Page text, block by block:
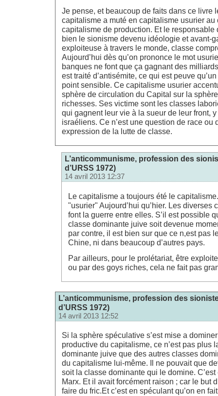
Je pense, et beaucoup de faits dans ce livre
capitalisme a muté en capitalisme usurier au
capitalisme de production. Et le responsable
bien le sionisme devenu idéologie et avant-
exploiteuse à travers le monde, classe
Aujourd’hui dès qu’on prononce le mot
banques ne font que ça gagnant des
est traité d’antisémite, ce qui est peuve
point sensible. Ce capitalisme usurier
sphère de circulation du Capital sur la
richesses. Ses victime sont les classes
qui gagnent leur vie à la sueur de leur front,
israéliens. Ce n’est une question de race ou
expression de la lutte de classe.
L’anticommunisme, profession des
d’URSS 1972)
14 avril 2013 12:37
Le capitalisme a toujours été le
"usurier" Aujourd’hui qu’hier. Les diverses
font la guerre entre elles. S’il est possible
classe dominante juive soit devenue
par contre, il est bien sur que ce n,est pas
Chine, ni dans beaucoup d’autres pays.
Par ailleurs, pour le prolétariat, être
ou par des goys riches, cela ne fait pas
L’anticommunisme, profession des
d’URSS 1972)
14 avril 2013 12:52
Si la sphère spéculative s’est mise a
productive du capitalisme, ce n’est pas plus
dominante juive que des autres classes
du capitalisme lui-même. Il ne pouvait que
soit la classe dominante qui le domine. C’est
Marx. Et il avait forcément raison ; car le but
faire du fric.Et c’est en spéculant qu’on en